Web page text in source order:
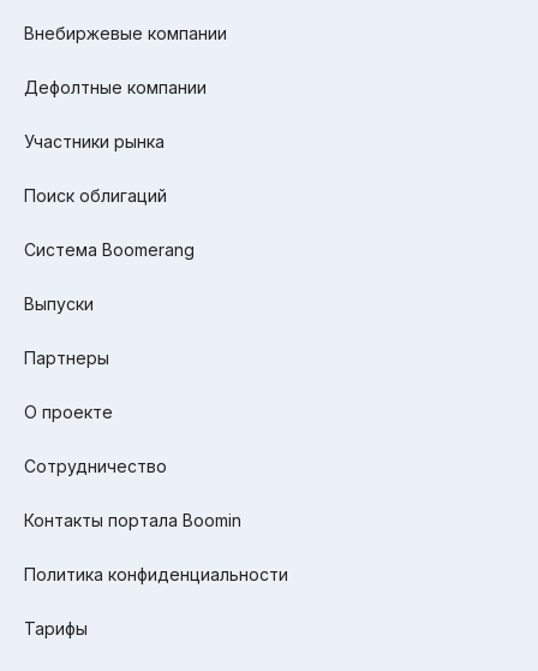
Внебиржевые компании
Дефолтные компании
Участники рынка
Поиск облигаций
Система Boomerang
Выпуски
Партнеры
О проекте
Сотрудничество
Контакты портала Boomin
Политика конфиденциальности
Тарифы